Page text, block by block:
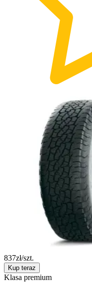
837zł/szt.
Kup teraz
Klasa premium